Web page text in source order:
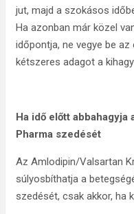
jut, majd a szokásos
Ha azonban már közel
időpontja, ne vegye be
kétszeres adagot a
Ha idő előtt
Pharma szedését
Az Amlodipin/Valsartan
súlyosbíthatja a
szedését, csak akkor, ha